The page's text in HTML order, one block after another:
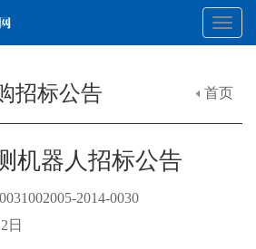
招标公告 首页
机器人招标公告
2014-0030
日